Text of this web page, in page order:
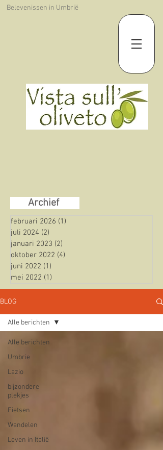
Belevenissen in Umbrië
Archief
februari 2026 (1)
juli 2024 (2)
januari 2023 (2)
oktober 2022 (4)
juni 2022 (1)
mei 2022 (1)
BLOG
Alle berichten
Umbrie
Lazio
bijzondere
plekjes
Fietsen
Wandelen
Leven in Italië
Alle berichten